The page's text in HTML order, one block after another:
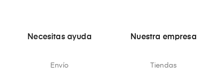
Necesitas ayuda
Envío
Nuestra empresa
Tiendas